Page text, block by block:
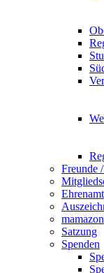
Freunde
Ehrenamt
Satzung
Spenden